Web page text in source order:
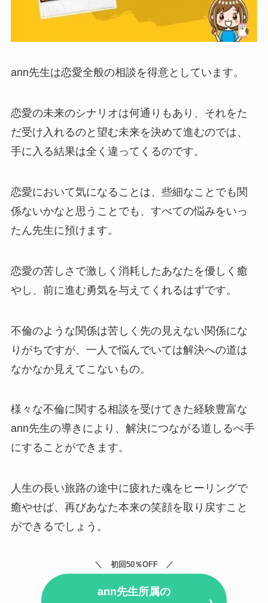
ann先生は恋愛全般の相談を得意としています。
恋愛の未来のシナリオは何通りもあり、それをた
だ受け入れるのと望む未来を決めて進むのでは、
手に入る結果は全く違ってくるのです。
恋愛において気になることは、些細なことでも関
係ないかなと思うことでも、すべての悩みをいっ
たん先生に預けます。
恋愛の苦しさで激しく消耗したあなたを優しく癒
やし、前に進む勇気を与えてくれるはずです。
不倫のような関係は苦しく先の見えない関係にな
りがちですが、一人で悩んでいては解決への道は
なかなか見えてこないもの。
様々な不倫に関する相談を受けてきた経験豊富な
ann先生の導きにより、解決につながる道しるべ手
にすることができます。
人生の長い旅路の途中に疲れた魂をヒーリングで
癒やせば、再びあなた本来の笑顔を取り戻すこと
ができるでしょう。
初回50％OFF
ann先生所属の